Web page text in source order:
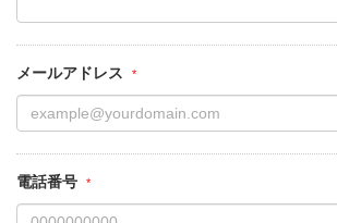
メールアドレス
電話番号